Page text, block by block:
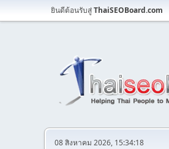
ยินดีต้อนรับสู่ThaiSEOBoard.com
08 สิงหาคม 2026, 15:34:18